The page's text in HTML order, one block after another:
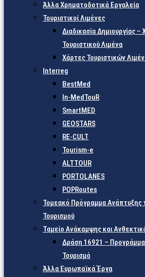
Άλλα Χρηματοδοτικά Εργαλεία
Τουριστικοί Λιμένες
Διαδικασία Δημιουργίας
Τουριστικού Λιμένα
Χάρτες Τουριστικών
Interreg
BestMed
In-MedTouR
SmartMED
GEOSTARS
RE-CULT
Tourism-e
ALTTOUR
PORTOLANES
POPRoutes
Τομεακό Πρόγραμμα Ανάπτυξης
Τουρισμού
Ταμείο Ανάκαμψης και
Δράση 16921 –
Τουρισμό
Άλλα Ευρωπαϊκά Έργα